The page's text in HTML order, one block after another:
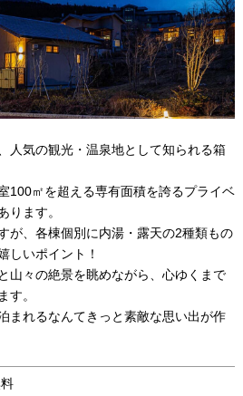
人気の観光・温泉地として知られる箱
100㎡を超える専有面積を誇るプライベ
ります。
が、各棟個別に内湯・露天の2種類もの
しいポイント！
山々の絶景を眺めながら、心ゆくまで
す。
まれるなんてきっと素敵な思い出が作